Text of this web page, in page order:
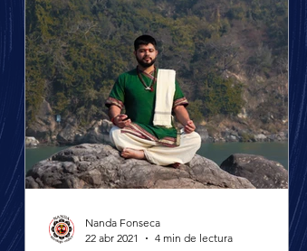
Nanda Fonseca
22 abr 2021
4 min de lectura